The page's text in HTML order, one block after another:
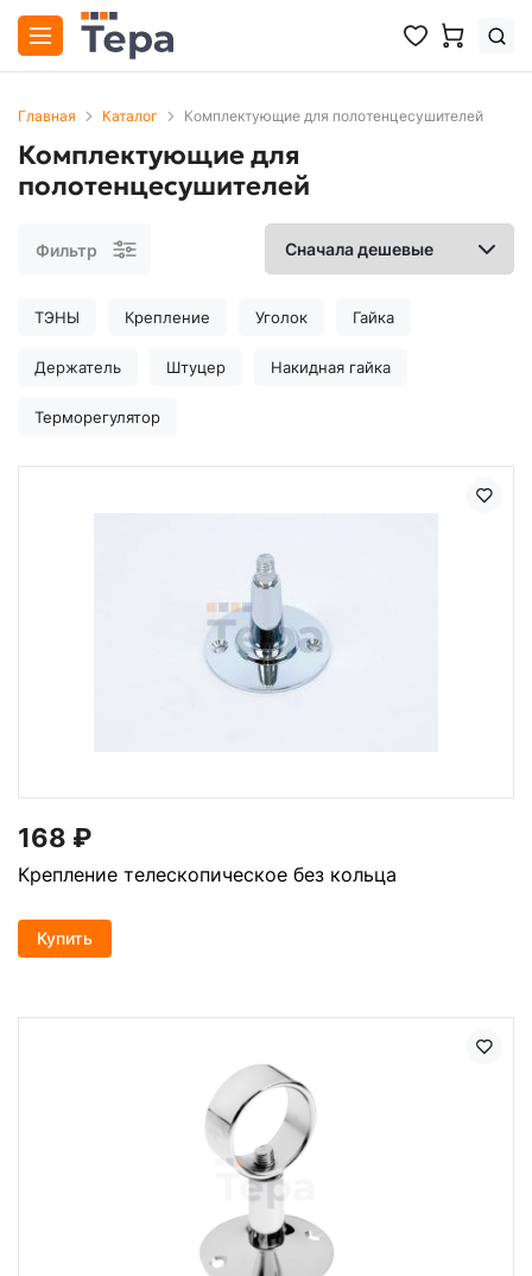
Главная Каталог Комплектующие для полотенцесушителей
Комплектующие для
полотенцесушителей
Фильтр
ТЭНЫ Крепление Уголок Гайка
Держатель Штуцер Накидная гайка
Терморегулятор
168 ₽
Крепление телескопическое без кольца
Купить